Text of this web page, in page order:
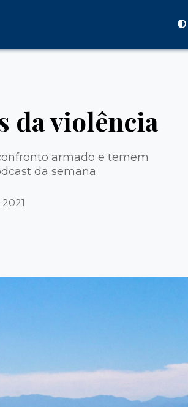
da violência
armado e temem
da semana